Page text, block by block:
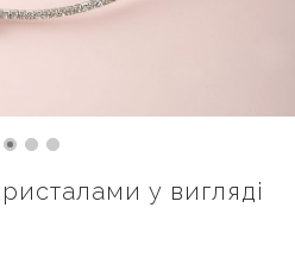
у вигляді